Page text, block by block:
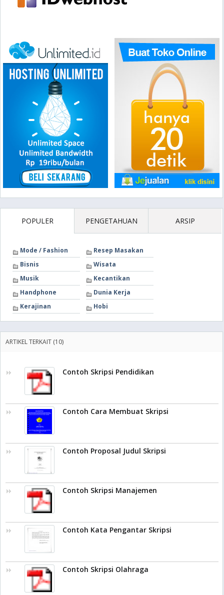
POPULER PENGETAHUAN ARSIP
Mode / Fashion
Resep Masakan
Bisnis
Wisata
Musik
Kecantikan
Handphone
Dunia Kerja
Kerajinan
Hobi
ARTIKEL TERKAIT (10)
Contoh Skripsi Pendidikan
Contoh Cara Membuat Skripsi
Contoh Proposal Judul Skripsi
Contoh Skripsi Manajemen
Contoh Kata Pengantar Skripsi
Contoh Skripsi Olahraga